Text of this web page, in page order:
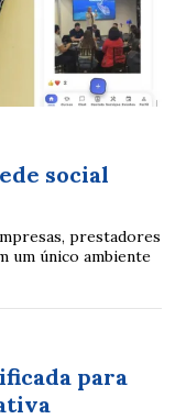
social
prestadores
um único ambiente
para